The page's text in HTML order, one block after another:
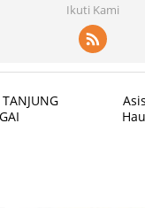
Ikuti Kami